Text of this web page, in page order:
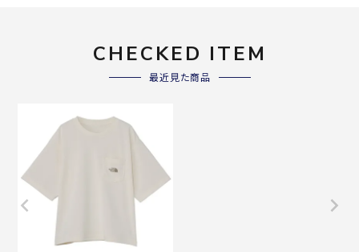
CHECKED ITEM
最近見た商品